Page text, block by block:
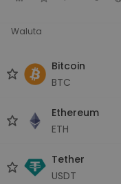
Waluta
Bitcoin
BTC
Ethereum
ETH
Tether
USDT